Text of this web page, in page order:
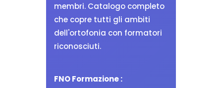
membri. Catalogo completo
che copre tutti gli ambiti
dell'ortofonia con formatori
riconosciuti.
FNO Formazione :